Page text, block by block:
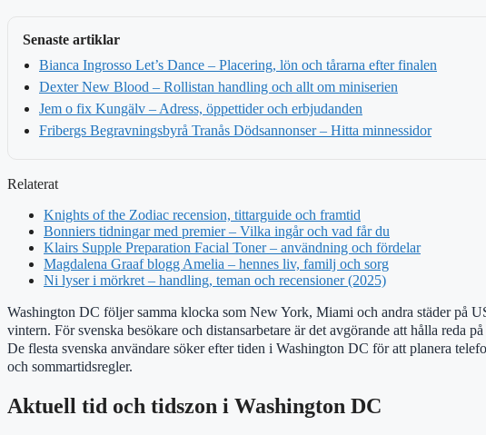
Senaste artiklar
Bianca Ingrosso Let’s Dance – Placering, lön och tårarna efter finalen
Dexter New Blood – Rollistan handling och allt om miniserien
Jem o fix Kungälv – Adress, öppettider och erbjudanden
Fribergs Begravningsbyrå Tranås Dödsannonser – Hitta minnessidor
Relaterat
Knights of the Zodiac recension, tittarguide och framtid
Bonniers tidningar med premier – Vilka ingår och vad får du
Klairs Supple Preparation Facial Toner – användning och fördelar
Magdalena Graaf blogg Amelia – hennes liv, familj och sorg
Ni lyser i mörkret – handling, teman och recensioner (2025)
Washington DC följer samma klocka som New York, Miami och andra städer på
vintern. För svenska besökare och distansarbetare är det avgörande att hålla reda
De flesta svenska användare söker efter tiden i Washington DC för att planera
och sommartidsregler.
Aktuell tid och tidszon i Washington DC